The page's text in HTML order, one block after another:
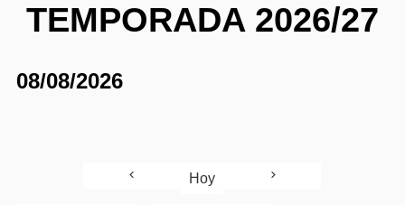
TEMPORADA 2026/27
08/08/2026
Hoy